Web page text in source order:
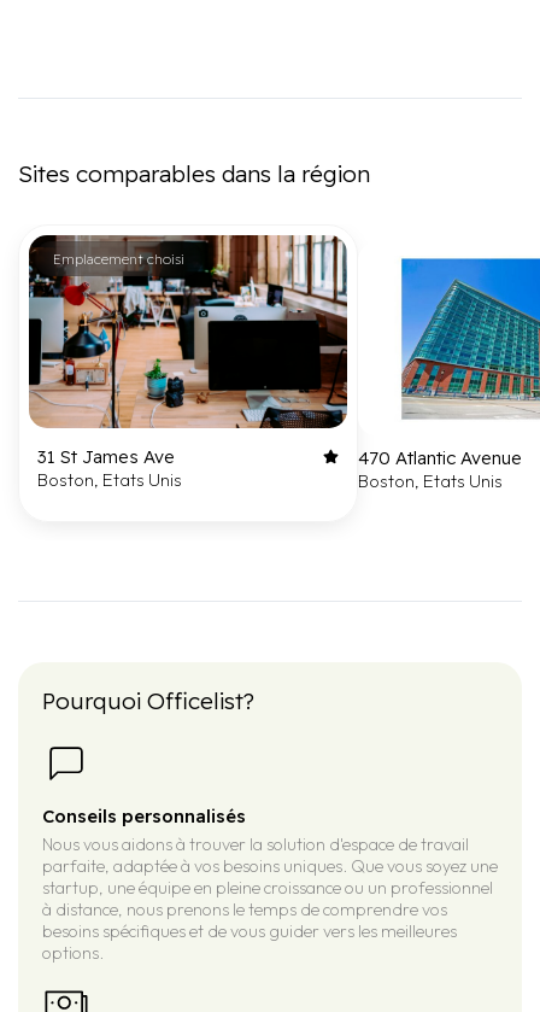
Sites comparables dans la région
Emplacement choisi
31 St James Ave
Boston, Etats Unis
470 Atlantic Avenue
Boston, Etats Unis
Pourquoi Officelist?
Conseils personnalisés
Nous vous aidons à trouver la solution d'espace de travail
parfaite, adaptée à vos besoins uniques. Que vous soyez une
startup, une équipe en pleine croissance ou un professionnel
à distance, nous prenons le temps de comprendre vos
besoins spécifiques et de vous guider vers les meilleures
options.